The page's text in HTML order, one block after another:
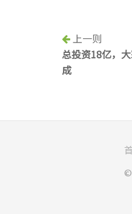
上一则
总投资18亿，
成
©